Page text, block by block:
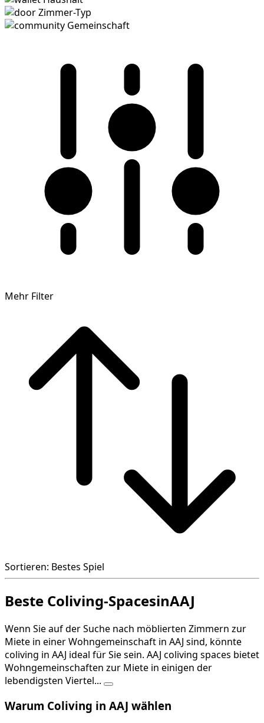
Zimmer-Typ
Gemeinschaft
Mehr Filter
Sortieren: Bestes Spiel
Beste Coliving-SpacesinAAJ
Wenn Sie auf der Suche nach möblierten Zimmern zur
Miete in einer Wohngemeinschaft in AAJ sind, könnte
coliving in AAJ ideal für Sie sein. AAJ coliving spaces bietet
Wohngemeinschaften zur Miete in einigen der
lebendigsten Viertel...
Warum Coliving in AAJ wählen